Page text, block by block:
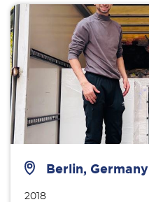
Berlin, Germany
2018